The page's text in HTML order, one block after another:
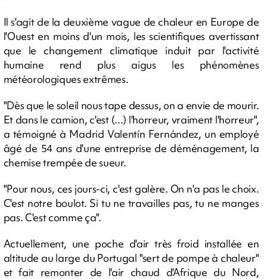
Il s'agit de la deuxième vague de chaleur en Europe de
l'Ouest en moins d'un mois, les scientifiques avertissant
que le changement climatique induit par l'activité
humaine rend plus aigus les phénomènes
météorologiques extrêmes.
"Dès que le soleil nous tape dessus, on a envie de mourir.
Et dans le camion, c'est (...) l'horreur, vraiment l'horreur",
a témoigné à Madrid Valentín Fernández, un employé
âgé de 54 ans d'une entreprise de déménagement, la
chemise trempée de sueur.
"Pour nous, ces jours-ci, c'est galère. On n'a pas le choix.
C'est notre boulot. Si tu ne travailles pas, tu ne manges
pas. C'est comme ça".
Actuellement, une poche d'air très froid installée en
altitude au large du Portugal "sert de pompe à chaleur"
et fait remonter de l'air chaud d'Afrique du Nord,